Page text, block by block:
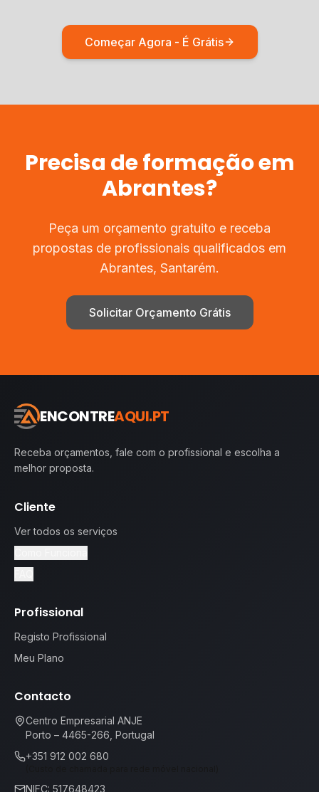
Começar Agora - É Grátis
Precisa deformaçãoem
Abrantes?
Peça um orçamento gratuito e receba
propostas de profissionais qualificados em
Abrantes, Santarém.
Solicitar Orçamento Grátis
ENCONTREAQUI.PT
Receba orçamentos, fale com o profissional e escolha a
melhor proposta.
Cliente
Ver todos os serviços
Profissional
Registo Profissional
Meu Plano
Contacto
Centro Empresarial ANJE
Porto – 4465-266, Portugal
+351 912 002 680
NIFC: 517648423